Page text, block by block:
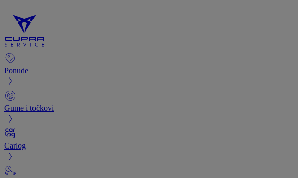
Ponude
Gume i točkovi
Carlog